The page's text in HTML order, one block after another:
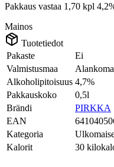
Pakkaus vastaa 1,70 kpl
Mainos
Tuotetiedot
Pakaste
Ei
Valmistusmaa
Alkoholipitoisuus 4,7%
Pakkauskoko
0,5l
Brändi
PIRKKA
EAN
Kategoria
Kalorit
30